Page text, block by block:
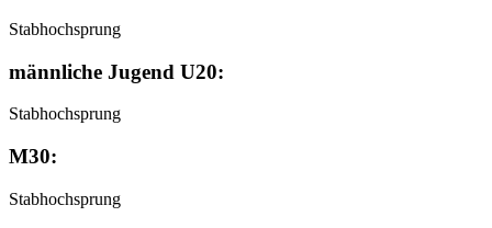
Stabhochsprung
männliche Jugend U20:
Stabhochsprung
M30:
Stabhochsprung